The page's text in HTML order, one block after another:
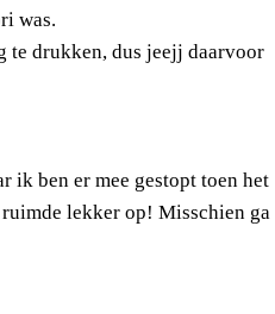
was.
te drukken, dus jeejj daarvoor
ik ben er mee gestopt toen het
lekker op! Misschien ga